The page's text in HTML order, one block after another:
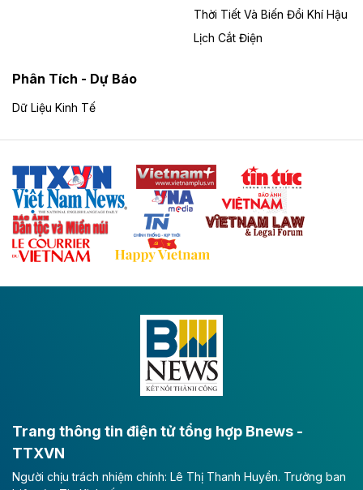
đất để đầu tư khu công nghiệp công nghệ cao Long
Đề xuất hỗ trợ 20.000 tỷ đồng làm cao tốc
Thái Nguyên - Lạng Sơn
Thái Nguyên và các tỉnh trung du, miền núi phía Bắc
với hệ thống cửa khẩu quốc tế tại Lạng Sơn.
Theo baodautu.vn
Đề xuất đầu tư 11.500 tỷ đồng xây dựng cao
tốc CT.11 qua Ninh Bình
Đông A dài khoảng 25,1 km được kỳ vọng sẽ tạo động
lực phát triển kinh tế - xã hội khu vực phía Nam đồng
Long Thành
Tổng công ty Cảng hàng không Việt Nam - CTCP
(ACV) vừa lập kỷ lục mới về lợi nhuận trong quý
Thời Tiết Và Biến Đổi Khí Hậu
Lịch Cắt Điện
Phân Tích - Dự Báo
Dữ Liệu Kinh Tế
Trang thông tin điện tử tổng hợp Bnews -
TTXVN
Người chịu trách nhiệm chính: Lê Thị Thanh Huyền. Trưởng ban